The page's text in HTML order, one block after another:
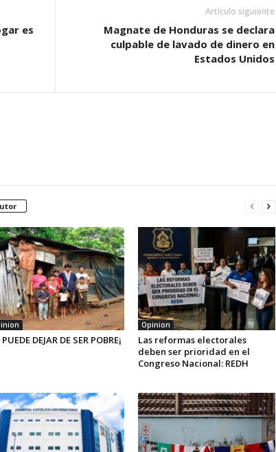
es
Artículo siguiente
Magnate de Honduras se declara
culpable de lavado de dinero en
Estados Unidos
PUEDE DEJAR DE SER POBRE¡
Opinion
Las reformas electorales
deben ser prioridad en el
Congreso Nacional: REDH